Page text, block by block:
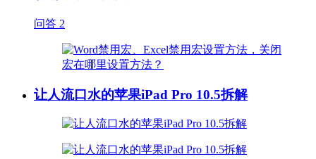
问答 2
让人流口水的苹果iPad Pro 10.5拆解